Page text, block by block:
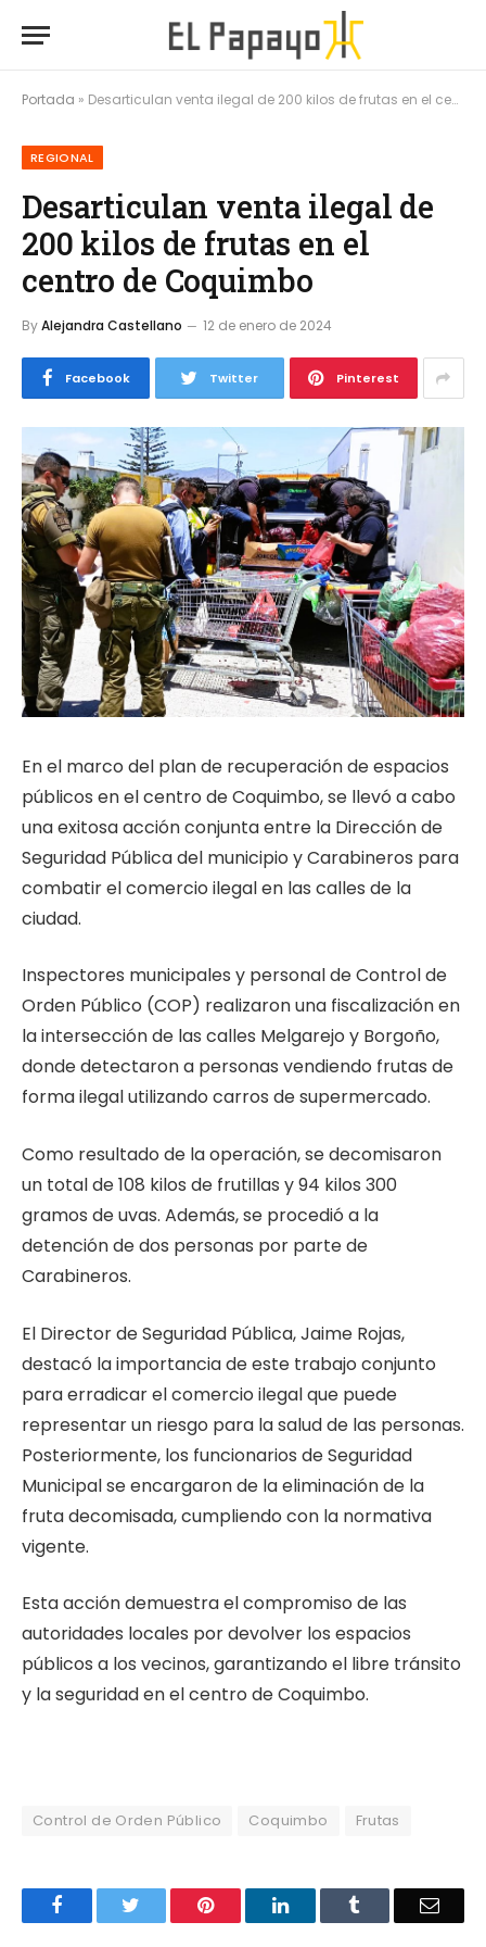
Portada » Desarticulan venta ilegal de 200 kilos de frutas en el centro de Coquimbo
REGIONAL
Desarticulan venta ilegal de
200 kilos de frutas en el
centro de Coquimbo
ByAlejandra Castellano 12 de enero de 2024
Facebook Twitter Pinterest
En el marco del plan de recuperación de espacios
públicos en el centro de Coquimbo, se llevó a cabo
una exitosa acción conjunta entre la Dirección de
Seguridad Pública del municipio y Carabineros para
combatir el comercio ilegal en las calles de la
ciudad.
Inspectores municipales y personal de Control de
Orden Público (COP) realizaron una fiscalización en
la intersección de las calles Melgarejo y Borgoño,
donde detectaron a personas vendiendo frutas de
forma ilegal utilizando carros de supermercado.
Como resultado de la operación, se decomisaron
un total de 108 kilos de frutillas y 94 kilos 300
gramos de uvas. Además, se procedió a la
detención de dos personas por parte de
Carabineros.
El Director de Seguridad Pública, Jaime Rojas,
destacó la importancia de este trabajo conjunto
para erradicar el comercio ilegal que puede
representar un riesgo para la salud de las personas.
Posteriormente, los funcionarios de Seguridad
Municipal se encargaron de la eliminación de la
fruta decomisada, cumpliendo con la normativa
vigente.
Esta acción demuestra el compromiso de las
autoridades locales por devolver los espacios
públicos a los vecinos, garantizando el libre tránsito
y la seguridad en el centro de Coquimbo.
Control de Orden Público Coquimbo Frutas
Facebook Pinterest LinkedIn Email